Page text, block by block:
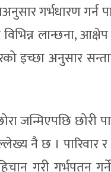
गर्भधारण गर्न
लान्छना,
इच्छा अनुसार
जन्मिएपछि छोरी
नै छ । पारिवार
गरी गर्भपतन